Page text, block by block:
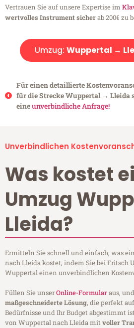
Vertrauen Sie auf unsere Expertise im
wertvolles Instrument sicherab 200€ zu
Umzug: Wuppertal →
Für einen detaillierte
für die Strecke Wuppertal → Lleida
eineunverbindliche Anfrage!
Unverbindlichen
Was kostet
Umzug
Lleida?
Ermitteln Sie schnell und einfach, was
nach Lleida kostet, indem Sie bei Fritsch
Wuppertal einen unverbindlichen
Füllen Sie unserOnline-Formularaus,
maßgeschneiderte Lösung, die perfekt
Bedürfnisse und Ihr Budget abgestimmt
von Wuppertal nach Lleida mitvoller